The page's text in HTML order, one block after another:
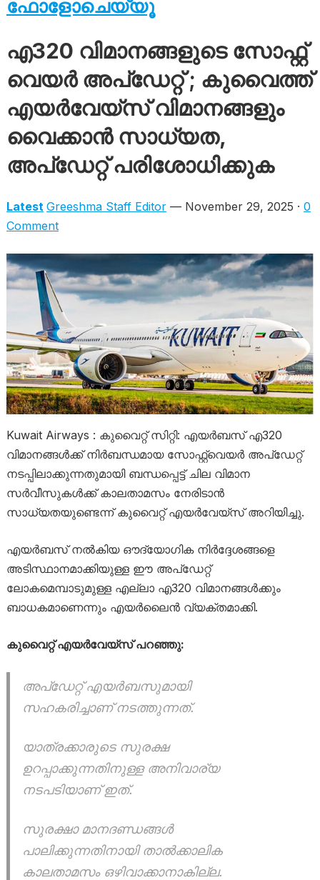
ഫോളോചെയ്യൂ
എ320 വിമാനങ്ങളുടെ സോഫ്റ്റ്
വെയർ അപ്ഡേറ്റ് ; കുവൈത്ത്
എയർവേയ്‌സ് വിമാനങ്ങളും
വൈക്കാൻ സാധ്യത,
അപ്ഡേറ്റ് പരിശോധിക്കുക
Latest Greeshma Staff Editor— November 29, 2025 · 0
Comment
Kuwait Airways : കുവൈറ്റ് സിറ്റി: എയർബസ് എ320
വിമാനങ്ങൾക്ക് നിർബന്ധമായ സോഫ്റ്റ്വെയർ അപ്ഡേറ്റ്
നടപ്പിലാക്കുന്നതുമായി ബന്ധപ്പെട്ട് ചില വിമാന
സർവീസുകൾക്ക് കാലതാമസം നേരിടാൻ
സാധ്യതയുണ്ടെന്ന് കുവൈറ്റ് എയർവേയ്‌സ് അറിയിച്ചു.
എയർബസ് നൽകിയ ഔദ്യോഗിക നിർദ്ദേശങ്ങളെ
അടിസ്ഥാനമാക്കിയുള്ള ഈ അപ്ഡേറ്റ്
ലോകമെമ്പാടുമുള്ള എല്ലാ എ320 വിമാനങ്ങൾക്കും
ബാധകമാണെന്നും എയർലൈൻ വ്യക്തമാക്കി.
കുവൈറ്റ് എയർവേയ്‌സ് പറഞ്ഞു:
അപ്ഡേറ്റ് എയർബസുമായി
സഹകരിച്ചാണ് നടത്തുന്നത്.
യാത്രക്കാരുടെ സുരക്ഷ
ഉറപ്പാക്കുന്നതിനുള്ള അനിവാര്യ
നടപടിയാണ് ഇത്.
സുരക്ഷാ മാനദണ്ഡങ്ങൾ
പാലിക്കുന്നതിനായി താൽക്കാലിക
കാലതാമസം ഒഴിവാക്കാനാകില്ല.